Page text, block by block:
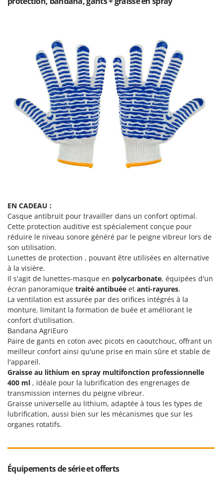
Officine Savioli
Oliviero
Olix
Omas
Ompagrill
Ooni
Oriental Koshin
Outdoorchef
Palumbo Pavi
Partisani
Paterlini
Philips
Pramac
Prismafood
R
R.G.V.
Rato
Reber
Redback
Resto Italia
Ribimex
Ripartrak
Ritter
River Systems
Rover Pompe
EN CADEAU :
Casque antibruit pour travailler dans un confort optimal.
Cette protection auditive est spécialement conçue pour
réduire le niveau sonore généré par le peigne vibreur lors de
son utilisation.
Lunettes de protection , pouvant être utilisées en alternative
à la visière.
Il s'agit de lunettes-masque en polycarbonate, équipées d'un
écran panoramique traité antibuée et anti-rayures.
La ventilation est assurée par des orifices intégrés à la
monture, limitant la formation de buée et améliorant le
confort d'utilisation.
Bandana AgriEuro
Paire de gants en coton avec picots en caoutchouc, offrant un
meilleur confort ainsi qu'une prise en main sûre et stable de
l'appareil.
Graisse au lithium en spray multifonction professionnelle
400 ml , idéale pour la lubrification des engrenages de
transmission internes du peigne vibreur.
Graisse universelle au lithium, adaptée à tous les types de
lubrification, aussi bien sur les mécanismes que sur les
organes rotatifs.
Équipements de série et offerts